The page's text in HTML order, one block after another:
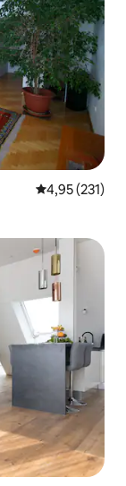
4,95 de uma
4,95 (231)